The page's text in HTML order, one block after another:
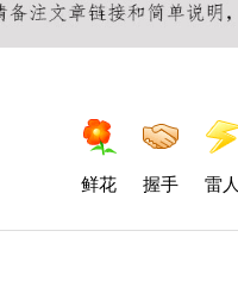
鲜花 握手 雷